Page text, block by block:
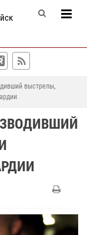
выстрелы,